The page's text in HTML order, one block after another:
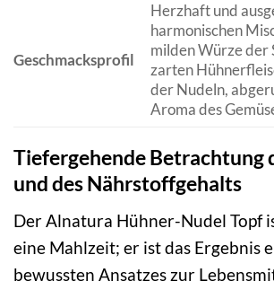
Geschmacksprofil
Herzhaft und
harmonischen
milden Würze der
zarten
der Nudeln,
Aroma des
Tiefergehende Betrachtung
und des Nährstoffgehalts
Der Alnatura Hühner-Nudel Topf
eine Mahlzeit; er ist das Ergebnis
bewussten Ansatzes zur